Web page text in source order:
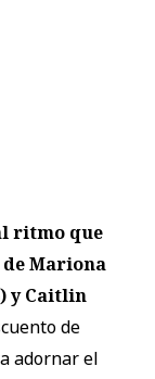
ritmo que
Mariona
y Caitlin
de
adornar el